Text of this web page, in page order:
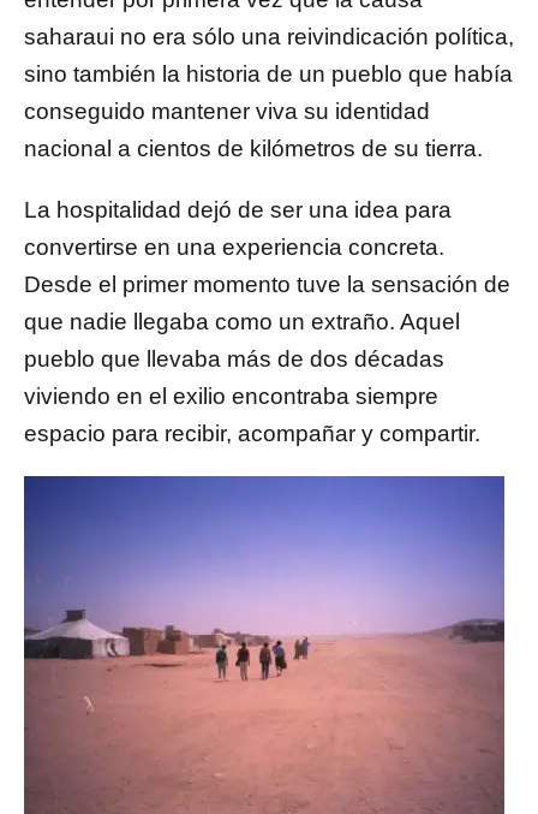
saharaui no era sólo una reivindicación política,
sino también la historia de un pueblo que había
conseguido mantener viva su identidad
nacional a cientos de kilómetros de su tierra.
La hospitalidad dejó de ser una idea para
convertirse en una experiencia concreta.
Desde el primer momento tuve la sensación de
que nadie llegaba como un extraño. Aquel
pueblo que llevaba más de dos décadas
viviendo en el exilio encontraba siempre
espacio para recibir, acompañar y compartir.